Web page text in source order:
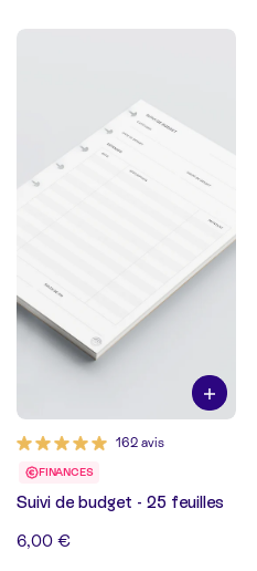
162 avis
FINANCES
Suivi de budget - 25 feuilles
6,00 €